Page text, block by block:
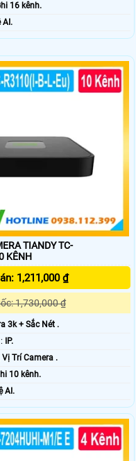
16 kênh.
AI.
TIANDY TC-
KÊNH
1,211,000 ₫
1,730,000 ₫
3k + Sắc Nét .
✳️ Công Nghệ Sử Dụng :
IP.
Vị Trí Camera .
10 kênh.
AI.